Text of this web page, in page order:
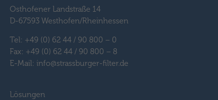
Osthofener Landstraße 14
D-67593 Westhofen/Rheinhessen
Tel: +49 (0) 62 44 / 90 800 – 0
Fax: +49 (0) 62 44 / 90 800 – 8
E-Mail: info@strassburger-filter.de
Lösungen